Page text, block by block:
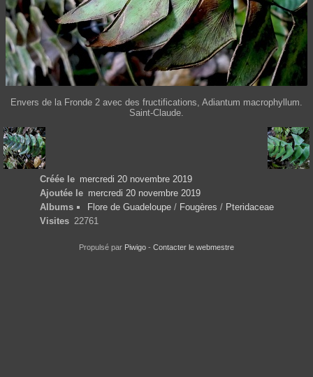
Envers de la Fronde 2 avec des fructifications, Adiantum macrophyllum.
Saint-Claude.
Créée le mercredi 20 novembre 2019
Ajoutée le mercredi 20 novembre 2019
Albums
Flore de Guadeloupe/ Fougères / Pteridaceae
Visites 22761
Propulsé par Piwigo - Contacter le webmestre